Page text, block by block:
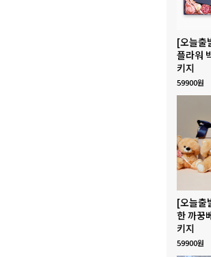
[오늘출
플라워
키지
59900원
[오늘출
한 까꿍
키지
59900원